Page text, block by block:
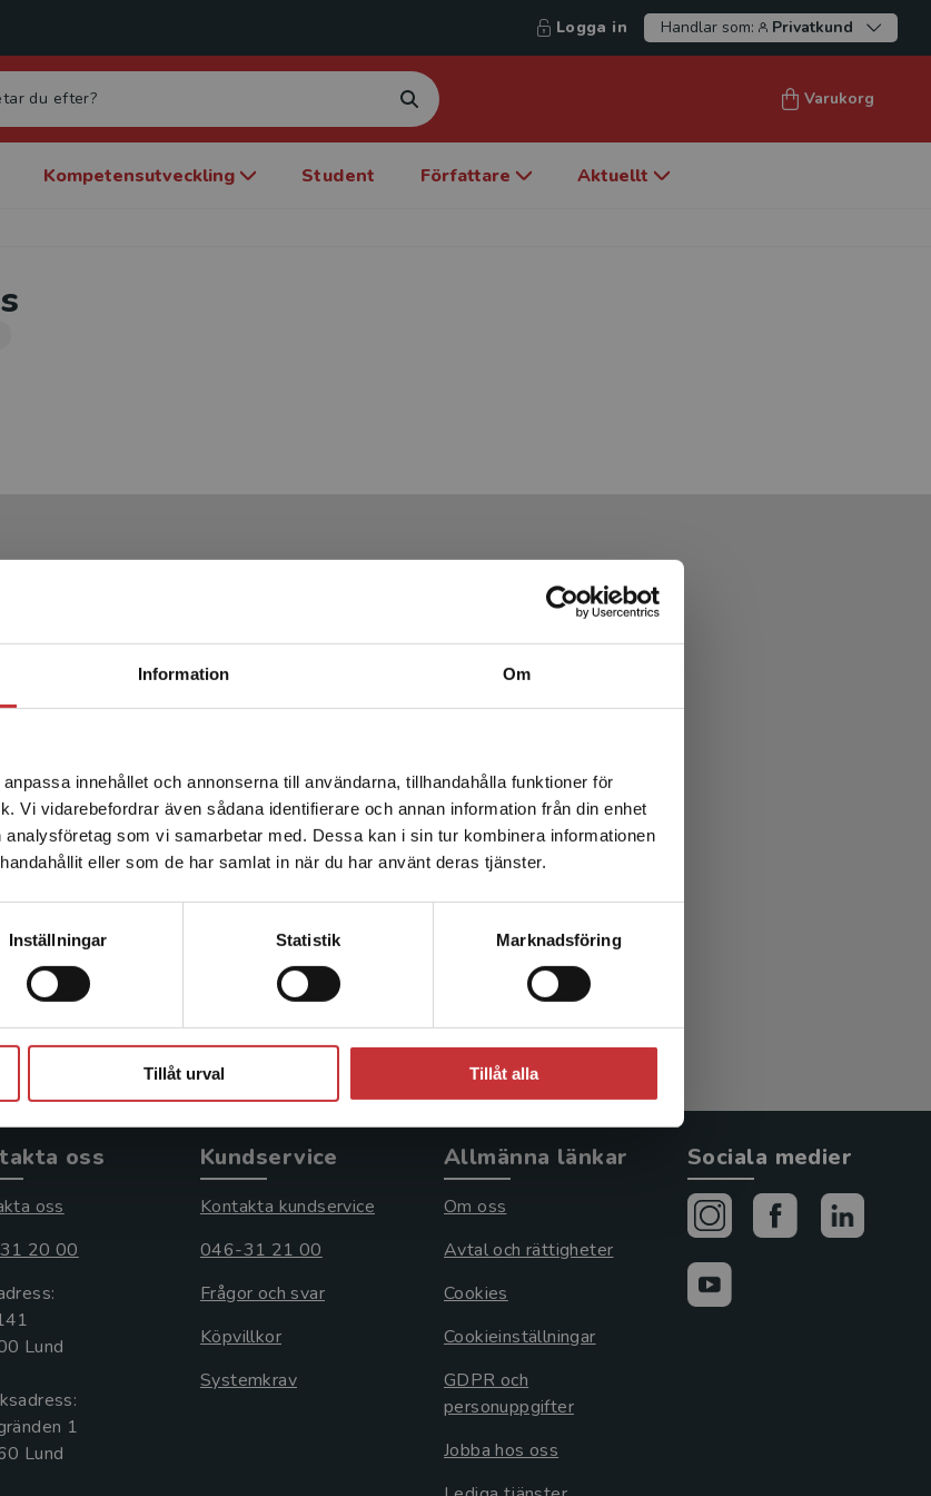
Information Om
innehållet och annonserna till användarna, tillhandahålla funktioner för
Vi vidarebefordrar även sådana identifierare och annan information från din enhet
som vi samarbetar med. Dessa kan i sin tur kombinera informationen
eller som de har samlat in när du har använt deras tjänster.
Inställningar Statistik Marknadsföring
Tillåt urval Tillåt alla
Begränsad fraktregion
som att du besöker studentlitteratur.se via en
Sverige. Vi erbjuder inte leveranser utanför
För att kunna slutföra ett köp måste
vara i Sverige.Läs mer
Logga in Handlar som: Privatkund
Varukorg
Kompetensutveckling Student Författare Aktuellt
Om rättssociologisk
Schoultz, I - Nafstad, I (red.)
378 krinkl. moms
Exkl. moms: 357 kr
oss
oss
20 00
Lund
1
Kundservice
Kontakta kundservice
046-31 21 00
Frågor och svar
Köpvillkor
Systemkrav
Allmänna länkar
Om oss
Avtal och rättigheter
Cookies
Cookieinställningar
GDPR och
personuppgifter
Jobba hos oss
Sociala medier